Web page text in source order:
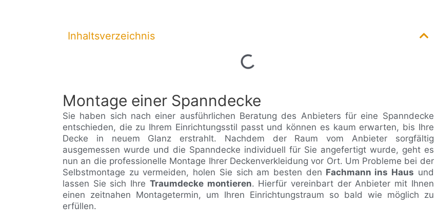
Inhaltsverzeichnis
Montage einer Spanndecke
Sie haben sich nach einer ausführlichen Beratung des Anbieters für eine Spanndecke
entschieden, die zu Ihrem Einrichtungsstil passt und können es kaum erwarten, bis Ihre
Decke in neuem Glanz erstrahlt. Nachdem der Raum vom Anbieter sorgfältig
ausgemessen wurde und die Spanndecke individuell für Sie angefertigt wurde, geht es
nun an die professionelle Montage Ihrer Deckenverkleidung vor Ort. Um Probleme bei der
Selbstmontage zu vermeiden, holen Sie sich am besten den Fachmann ins Haus und
lassen Sie sich Ihre Traumdecke montieren. Hierfür vereinbart der Anbieter mit Ihnen
einen zeitnahen Montagetermin, um Ihren Einrichtungstraum so bald wie möglich zu
erfüllen.